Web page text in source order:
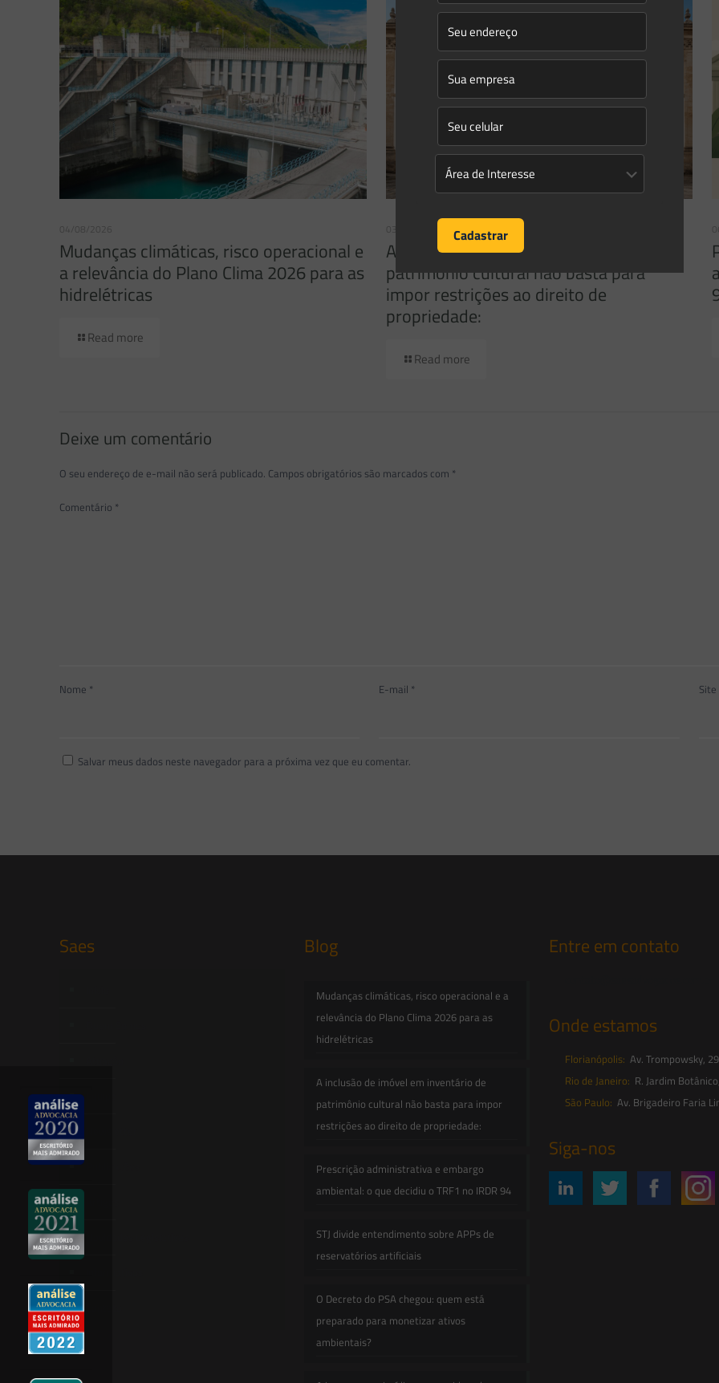
04/08/2026
Mudanças climáticas, risco operacional e
a relevância do Plano Clima 2026 para as
hidrelétricas
Read more
A inclusão de imóvel em inventário de
patrimônio cultural não basta para
impor restrições ao direito de
propriedade:
Read more
Deixe um comentário
O seu endereço de e-mail não será publicado. Campos obrigatórios são marcados com *
Comentário *
Nome * E-mail * Site
Salvar meus dados neste navegador para a próxima vez que eu comentar.
Saes Blog
Mudanças climáticas, risco operacional e a
relevância do Plano Clima 2026 para as
hidrelétricas
A inclusão de imóvel em inventário de
patrimônio cultural não basta para impor
restrições ao direito de propriedade:
Prescrição administrativa e embargo
ambiental: o que decidiu o TRF1 no IRDR 94
STJ divide entendimento sobre APPs de
reservatórios artificiais
O Decreto do PSA chegou: quem está
preparado para monetizar ativos
ambientais?
Entre em contato
Onde estamos
Florianópolis: Av. Trompowsky,
Rio de Janeiro: R. Jardim
São Paulo: Av. Brigadeiro Faria
Siga-nos